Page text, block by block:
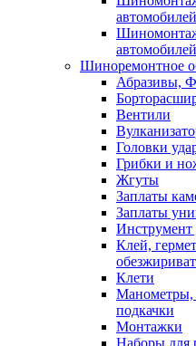
автомобилей
автомобилей
Шиноремонтное
Абразивы,
Вентили
Головки
Грибки и
Жгуты
Заплаты
Заплаты
Клей,
Клети
Манометры,
подкачки
Монтажки